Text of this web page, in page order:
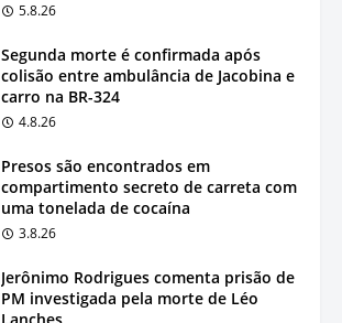
5.8.26
Segunda morte é confirmada após
colisão entre ambulância de Jacobina e
carro na BR-324
4.8.26
Presos são encontrados em
compartimento secreto de carreta com
uma tonelada de cocaína
3.8.26
Jerônimo Rodrigues comenta prisão de
PM investigada pela morte de Léo